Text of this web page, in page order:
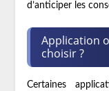
d’anticiper les
Application
choisir ?
Certaines